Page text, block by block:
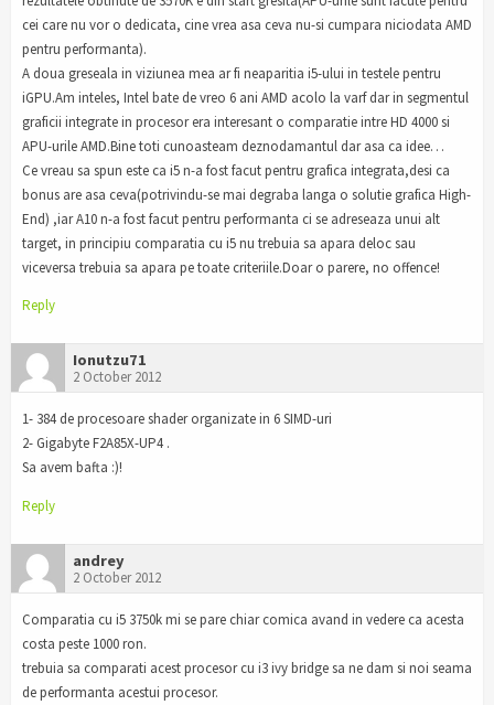
cei care nu vor o dedicata, cine vrea asa ceva nu-si cumpara niciodata AMD
pentru performanta).
A doua greseala in viziunea mea ar fi neaparitia i5-ului in testele pentru
iGPU.Am inteles, Intel bate de vreo 6 ani AMD acolo la varf dar in segmentul
graficii integrate in procesor era interesant o comparatie intre HD 4000 si
APU-urile AMD.Bine toti cunoasteam deznodamantul dar asa ca idee…
Ce vreau sa spun este ca i5 n-a fost facut pentru grafica integrata,desi ca
bonus are asa ceva(potrivindu-se mai degraba langa o solutie grafica High-
End) ,iar A10 n-a fost facut pentru performanta ci se adreseaza unui alt
target, in principiu comparatia cu i5 nu trebuia sa apara deloc sau
viceversa trebuia sa apara pe toate criteriile.Doar o parere, no offence!
Reply
Ionutzu71
2 October 2012
1- 384 de procesoare shader organizate in 6 SIMD-uri
2- Gigabyte F2A85X-UP4 .
Sa avem bafta :)!
Reply
andrey
2 October 2012
Comparatia cu i5 3750k mi se pare chiar comica avand in vedere ca acesta
costa peste 1000 ron.
trebuia sa comparati acest procesor cu i3 ivy bridge sa ne dam si noi seama
de performanta acestui procesor.